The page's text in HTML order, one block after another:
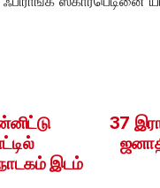
37
நாடகம் இடம்